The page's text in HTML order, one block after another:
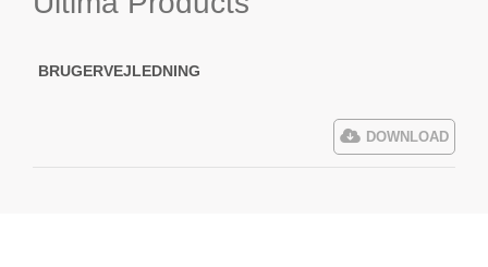
BRUGERVEJLEDNING
DOWNLOAD